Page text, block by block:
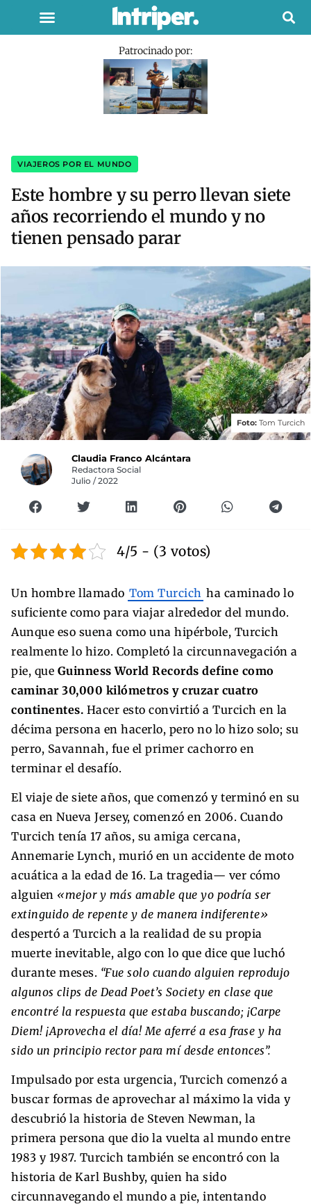
Patrocinado por:
VIAJEROS POR EL MUNDO
Este hombre y su perro llevan siete
años recorriendo el mundo y no
tienen pensado parar
Foto: Tom Turcich
Claudia Franco Alcántara
Redactora Social
Julio / 2022
4/5 - (3 votos)
Un hombre llamado Tom Turcich ha caminado lo
suficiente como para viajar alrededor del mundo.
Aunque eso suena como una hipérbole, Turcich
realmente lo hizo. Completó la circunnavegación a
pie, que Guinness World Records define como
caminar 30,000 kilómetros y cruzar cuatro
continentes. Hacer esto convirtió a Turcich en la
décima persona en hacerlo, pero no lo hizo solo; su
perro, Savannah, fue el primer cachorro en
terminar el desafío.
El viaje de siete años, que comenzó y terminó en su
casa en Nueva Jersey, comenzó en 2006. Cuando
Turcich tenía 17 años, su amiga cercana,
Annemarie Lynch, murió en un accidente de moto
acuática a la edad de 16. La tragedia— ver cómo
alguien «mejor y más amable que yo podría ser
extinguido de repente y de manera indiferente»
despertó a Turcich a la realidad de su propia
muerte inevitable, algo con lo que dice que luchó
durante meses. “Fue solo cuando alguien reprodujo
algunos clips de Dead Poet’s Society en clase que
encontré la respuesta que estaba buscando; ¡Carpe
Diem! ¡Aprovecha el día! Me aferré a esa frase y ha
sido un principio rector para mí desde entonces”.
Impulsado por esta urgencia, Turcich comenzó a
buscar formas de aprovechar al máximo la vida y
descubrió la historia de Steven Newman, la
primera persona que dio la vuelta al mundo entre
1983 y 1987. Turcich también se encontró con la
historia de Karl Bushby, quien ha sido
circunnavegando el mundo a pie, intentando